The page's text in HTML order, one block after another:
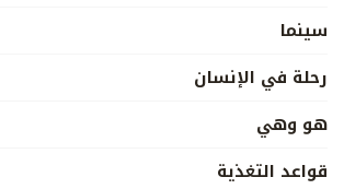
سينما
رحلة في الإنسان
هو وهي
قواعد التغذية